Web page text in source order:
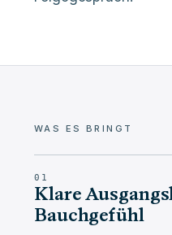
WAS ES BRINGT
01
Klare
Bauchgefühl